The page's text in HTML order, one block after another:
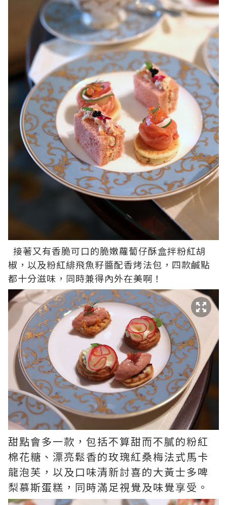
接著又有香脆可口的脆嫩蘿蔔仔酥盒拌粉紅胡
椒，以及粉紅緋飛魚籽醬配香烤法包，四款鹹點
都十分滋味，同時兼得內外在美啊！
甜點會多一款，包括不算甜而不膩的粉紅
棉花糖、漂亮鬆香的玫瑰紅桑梅法式馬卡
龍泡芙，以及口味清新討喜的大黃士多啤
梨慕斯蛋糕，同時滿足視覺及味覺享受。